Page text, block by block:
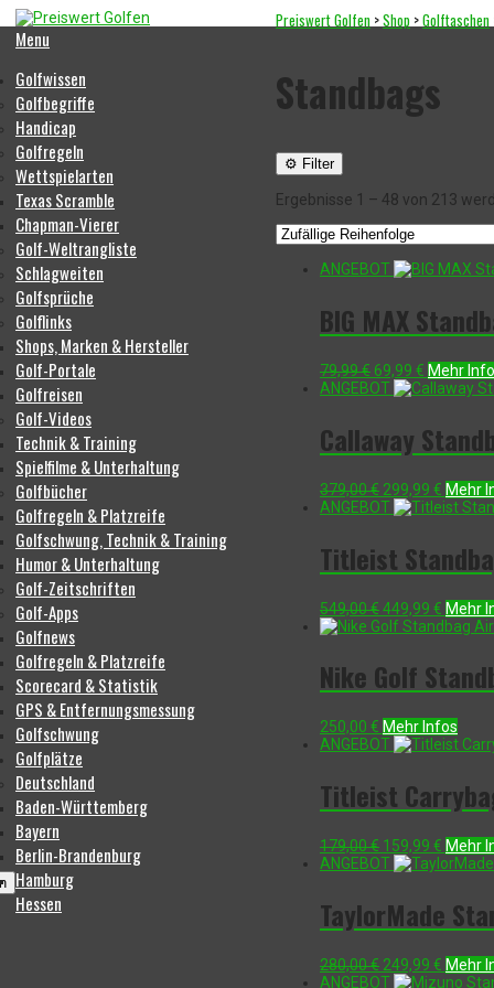
Preiswert Golfen >Shop >Golftaschen
Standbags
⚙ Filter
Ergebnisse 1 – 48 von 213
ANGEBOT
BIG MAX
79,99€ Ursprünglicher
Preis
69,99 € Aktueller
Preis
Mehr
ANGEBOT
Callaway
379,00€ Ursprünglicher
Preis
299,99 €
Preis
Mehr
ANGEBOT
Titleist
549,00€Ursprünglicher
Preis
449,99 €
Preis
Mehr
Nike Golf
250,00 € Mehr Infos
ANGEBOT
Titleist
179,00€ Ursprünglicher
Preis
159,99 €
Preis
Mehr
ANGEBOT
TaylorMade
280,00€ Ursprünglicher
Preis
249,99 €
Preis
Mehr
ANGEBOT
Menu
Golfwissen
Golfbegriffe
Handicap
Golfregeln
Wettspielarten
Texas Scramble
Chapman-Vierer
Golf-Weltrangliste
Schlagweiten
Golfsprüche
Golflinks
Shops, Marken & Hersteller
Golf-Portale
Golfreisen
Golf-Videos
Technik & Training
Spielfilme & Unterhaltung
Golfbücher
Golfregeln & Platzreife
Golfschwung, Technik & Training
Humor & Unterhaltung
Golf-Zeitschriften
Golf-Apps
Golfnews
Golfregeln & Platzreife
Scorecard & Statistik
GPS & Entfernungsmessung
Golfschwung
Golfplätze
Deutschland
Baden-Württemberg
Bayern
Berlin-Brandenburg
Hamburg
Hessen